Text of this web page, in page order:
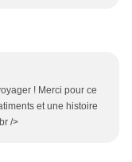
! Merci pour ce
et une histoire
/>